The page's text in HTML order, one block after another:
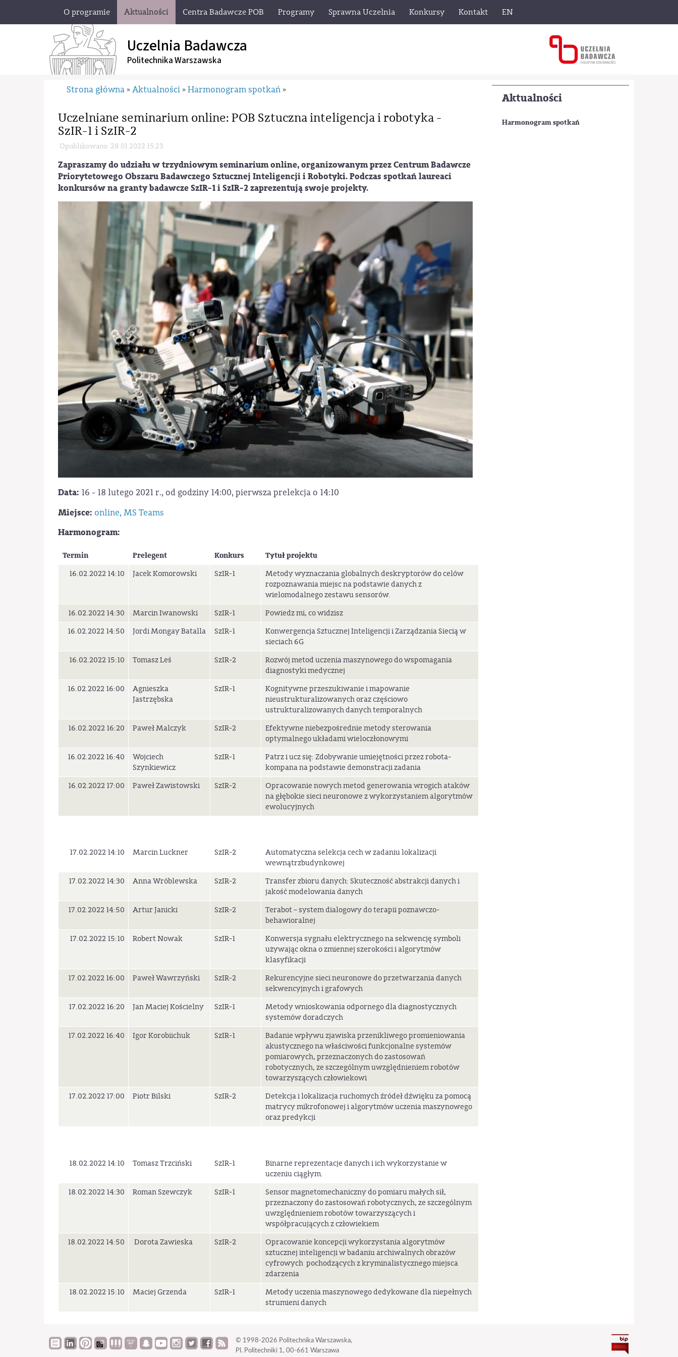
O programie Aktualności Centra Badawcze POB Programy Sprawna Uczelnia Konkursy Kontakt EN
Uczelnia Badawcza
Politechnika Warszawska
Aktualności
Harmonogram spotkań
Strona główna » Aktualności » Harmonogram spotkań »
Uczelniane seminarium online: POB Sztuczna inteligencja i robotyka -
SzIR-1 i SzIR-2
Opublikowano: 28.01.2022 15:23
Zapraszamy do udziału w trzydniowym seminarium online, organizowanym przez Centrum Badawcze
Priorytetowego Obszaru Badawczego Sztucznej Inteligencji i Robotyki. Podczas spotkań laureaci
konkursów na granty badawcze SzIR-1 i SzIR-2 zaprezentują swoje projekty.
Data: 16 - 18 lutego 2021 r., od godziny 14:00, pierwsza prelekcja o 14:10
Miejsce: online, MS Teams
Harmonogram:
Termin Prelegent Konkurs Tytuł projektu
16.02.2022 14:10 Jacek Komorowski SzIR-1
Metody wyznaczania globalnych deskryptorów do celów
rozpoznawania miejsc na podstawie danych z
wielomodalnego zestawu sensorów.
16.02.2022 14:30
Marcin Iwanowski SzIR-1
Powiedz mi, co widzisz
16.02.2022 14:50
Jordi Mongay Batalla SzIR-1
Konwergencja Sztucznej Inteligencji i Zarządzania Siecią w
sieciach 6G
16.02.2022 15:10
Tomasz Leś SzIR-2
Rozwój metod uczenia maszynowego do wspomagania
diagnostyki medycznej
16.02.2022 16:00
Agnieszka
Jastrzębska
SzIR-1
Kognitywne przeszukiwanie i mapowanie
nieustrukturalizowanych oraz częściowo
ustrukturalizowanych danych temporalnych
16.02.2022 16:20
Paweł Malczyk SzIR-2
Efektywne niebezpośrednie metody sterowania
optymalnego układami wieloczłonowymi
16.02.2022 16:40
Wojciech
Szynkiewicz
SzIR-1
Patrz i ucz się: Zdobywanie umiejętności przez robota-
kompana na podstawie demonstracji zadania
16.02.2022 17:00
Paweł Zawistowski SzIR-2
Opracowanie nowych metod generowania wrogich ataków
na głębokie sieci neuronowe z wykorzystaniem algorytmów
ewolucyjnych
17.02.2022 14:10 Marcin Luckner SzIR-2
Automatyczna selekcja cech w zadaniu lokalizacji
wewnątrzbudynkowej
17.02.2022 14:30
Anna Wróblewska SzIR-2
Transfer zbioru danych: Skuteczność abstrakcji danych i
jakość modelowania danych
17.02.2022 14:50
Artur Janicki SzIR-2
Terabot – system dialogowy do terapii poznawczo-
behawioralnej
17.02.2022 15:10
Robert Nowak SzIR-1
Konwersja sygnału elektrycznego na sekwencję symboli
używając okna o zmiennej szerokości i algorytmów
klasyfikacji
17.02.2022 16:00
Paweł Wawrzyński SzIR-2
Rekurencyjne sieci neuronowe do przetwarzania danych
sekwencyjnych i grafowych
17.02.2022 16:20
Jan Maciej Kościelny SzIR-1
Metody wnioskowania odpornego dla diagnostycznych
systemów doradczych
17.02.2022 16:40
Igor Korobiichuk SzIR-1
Badanie wpływu zjawiska przenikliwego promieniowania
akustycznego na właściwości funkcjonalne systemów
pomiarowych, przeznaczonych do zastosowań
robotycznych, ze szczególnym uwzględnieniem robotów
towarzyszących człowiekowi
17.02.2022 17:00
Piotr Bilski SzIR-2
Detekcja i lokalizacja ruchomych źródeł dźwięku za pomocą
matrycy mikrofonowej i algorytmów uczenia maszynowego
oraz predykcji
18.02.2022 14:10 Tomasz Trzciński SzIR-1
Binarne reprezentacje danych i ich wykorzystanie w
uczeniu ciągłym.
18.02.2022 14:30
Roman Szewczyk SzIR-1
Sensor magnetomechaniczny do pomiaru małych sił,
przeznaczony do zastosowań robotycznych, ze szczególnym
uwzględnieniem robotów towarzyszących i
współpracujących z człowiekiem
18.02.2022 14:50
Dorota Zawieska SzIR-2
Opracowanie koncepcji wykorzystania algorytmów
sztucznej inteligencji w badaniu archiwalnych obrazów
cyfrowych pochodzących z kryminalistycznego miejsca
zdarzenia
18.02.2022 15:10
Maciej Grzenda SzIR-1
Metody uczenia maszynowego dedykowane dla niepełnych
strumieni danych
© 1998-2026 Politechnika Warszawska,
Pl. Politechniki 1, 00-661 Warszawa